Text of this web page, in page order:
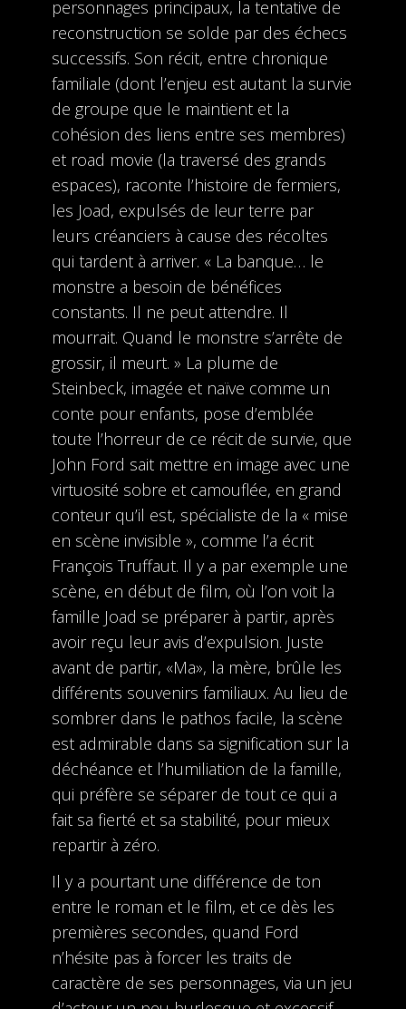
personnages principaux, la tentative de
reconstruction se solde par des échecs
successifs. Son récit, entre chronique
familiale (dont l’enjeu est autant la survie
de groupe que le maintient et la
cohésion des liens entre ses membres)
et road movie (la traversé des grands
espaces), raconte l’histoire de fermiers,
les Joad, expulsés de leur terre par
leurs créanciers à cause des récoltes
qui tardent à arriver. « La banque… le
monstre a besoin de bénéfices
constants. Il ne peut attendre. Il
mourrait. Quand le monstre s’arrête de
grossir, il meurt. » La plume de
Steinbeck, imagée et naïve comme un
conte pour enfants, pose d’emblée
toute l’horreur de ce récit de survie, que
John Ford sait mettre en image avec une
virtuosité sobre et camouflée, en grand
conteur qu’il est, spécialiste de la « mise
en scène invisible », comme l’a écrit
François Truffaut. Il y a par exemple une
scène, en début de film, où l’on voit la
famille Joad se préparer à partir, après
avoir reçu leur avis d’expulsion. Juste
avant de partir, «Ma», la mère, brûle les
différents souvenirs familiaux. Au lieu de
sombrer dans le pathos facile, la scène
est admirable dans sa signification sur la
déchéance et l’humiliation de la famille,
qui préfère se séparer de tout ce qui a
fait sa fierté et sa stabilité, pour mieux
repartir à zéro.
Il y a pourtant une différence de ton
entre le roman et le film, et ce dès les
premières secondes, quand Ford
n’hésite pas à forcer les traits de
caractère de ses personnages, via un jeu